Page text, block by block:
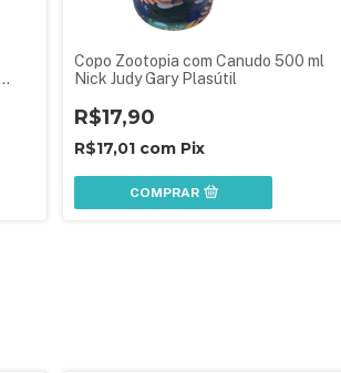
Copo Zootopia com Canudo 500 ml
Nick Judy Gary Plasútil
R$17,90
R$17,01 com Pix
COMPRAR